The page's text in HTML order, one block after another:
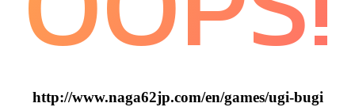
http://www.naga62jp.com/en/games/ugi-bugi